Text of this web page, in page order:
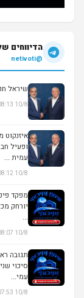
הדיווחים
@netivoti
שיראל חוגג מצטרף
10/8 08:13
ופעיל
עמית ...
10/8 08:12
מפקד
יורחק
...
10/8 08:07
תגובה
סיכוי
עמי...
10/8 07:53